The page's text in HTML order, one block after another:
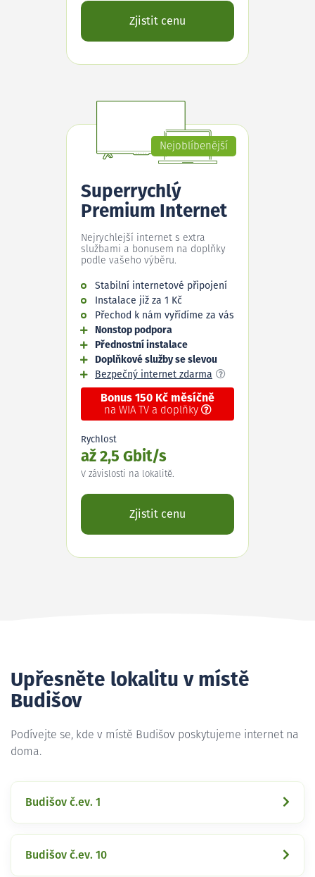
Zjistit cenu
Nejoblíbenější
Superrychlý
Premium Internet
Nejrychlejší internet s extra
službami a bonusem na doplňky
podle vašeho výběru.
Stabilní internetové připojení
Instalace již za 1 Kč
Přechod k nám vyřídíme za vás
Nonstop podpora
Přednostní instalace
Doplňkové služby se slevou
Bezpečný internet zdarma
Bonus 150 Kč měsíčně
na WIA TV a doplňky
Rychlost
až 2,5 Gbit/s
V závislosti na lokalitě.
Zjistit cenu
Upřesněte lokalitu v místě
Budišov
Podívejte se, kde v místě Budišov poskytujeme internet na
doma.
Budišov č.ev. 1
Budišov č.ev. 10